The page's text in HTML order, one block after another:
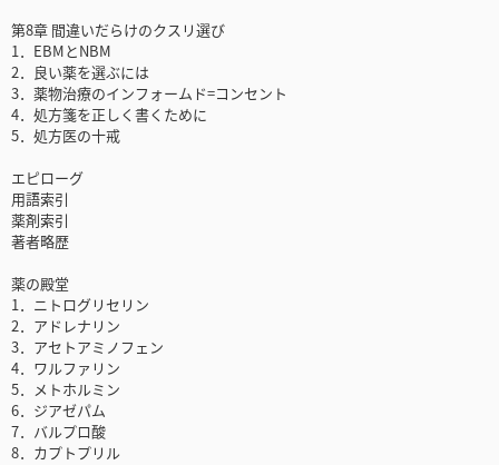
第8章 間違いだらけのクスリ選び
1．EBMとNBM
2．良い薬を選ぶには
3．薬物治療のインフォームド=コンセント
4．処方箋を正しく書くために
5．処方医の十戒
エピローグ
用語索引
薬剤索引
著者略歴
薬の殿堂
1．ニトログリセリン
2．アドレナリン
3．アセトアミノフェン
4．ワルファリン
5．メトホルミン
6．ジアゼパム
7．バルプロ酸
8．カプトプリル